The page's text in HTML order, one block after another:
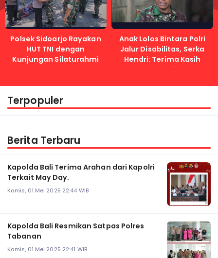
Polsek Sidoarjo Rayakan
HUT TNI dengan
Kunjungan Silaturahmi
Anak Lolos Bintara Polri
Jalur Disabilitas, Serka
Hendri: Terima Kasih
Kapolri
Terpopuler
Berita Terbaru
Kapolda Bali Terima Arahan dari Kapolri
Terkait May Day.
Kamis, 01 Mei 2025 22:44 WIB
Kapolda Bali Resmikan Satpas Polres
Tabanan
Kamis, 01 Mei 2025 22:41 WIB